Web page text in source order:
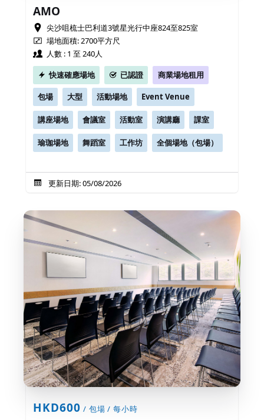
AMO
尖沙咀梳士巴利道3號星光行中座824至825室
場地面積: 2700平方尺
人數 : 1 至 240人
快速確應場地
已認證 商業場地租用
包場 大型 活動場地 Event Venue
講座場地 會議室 活動室 演講廳 課室
瑜珈場地 舞蹈室 工作坊 全個場地（包場）
更新日期: 05/08/2026
HKD600 / 包場 / 每小時